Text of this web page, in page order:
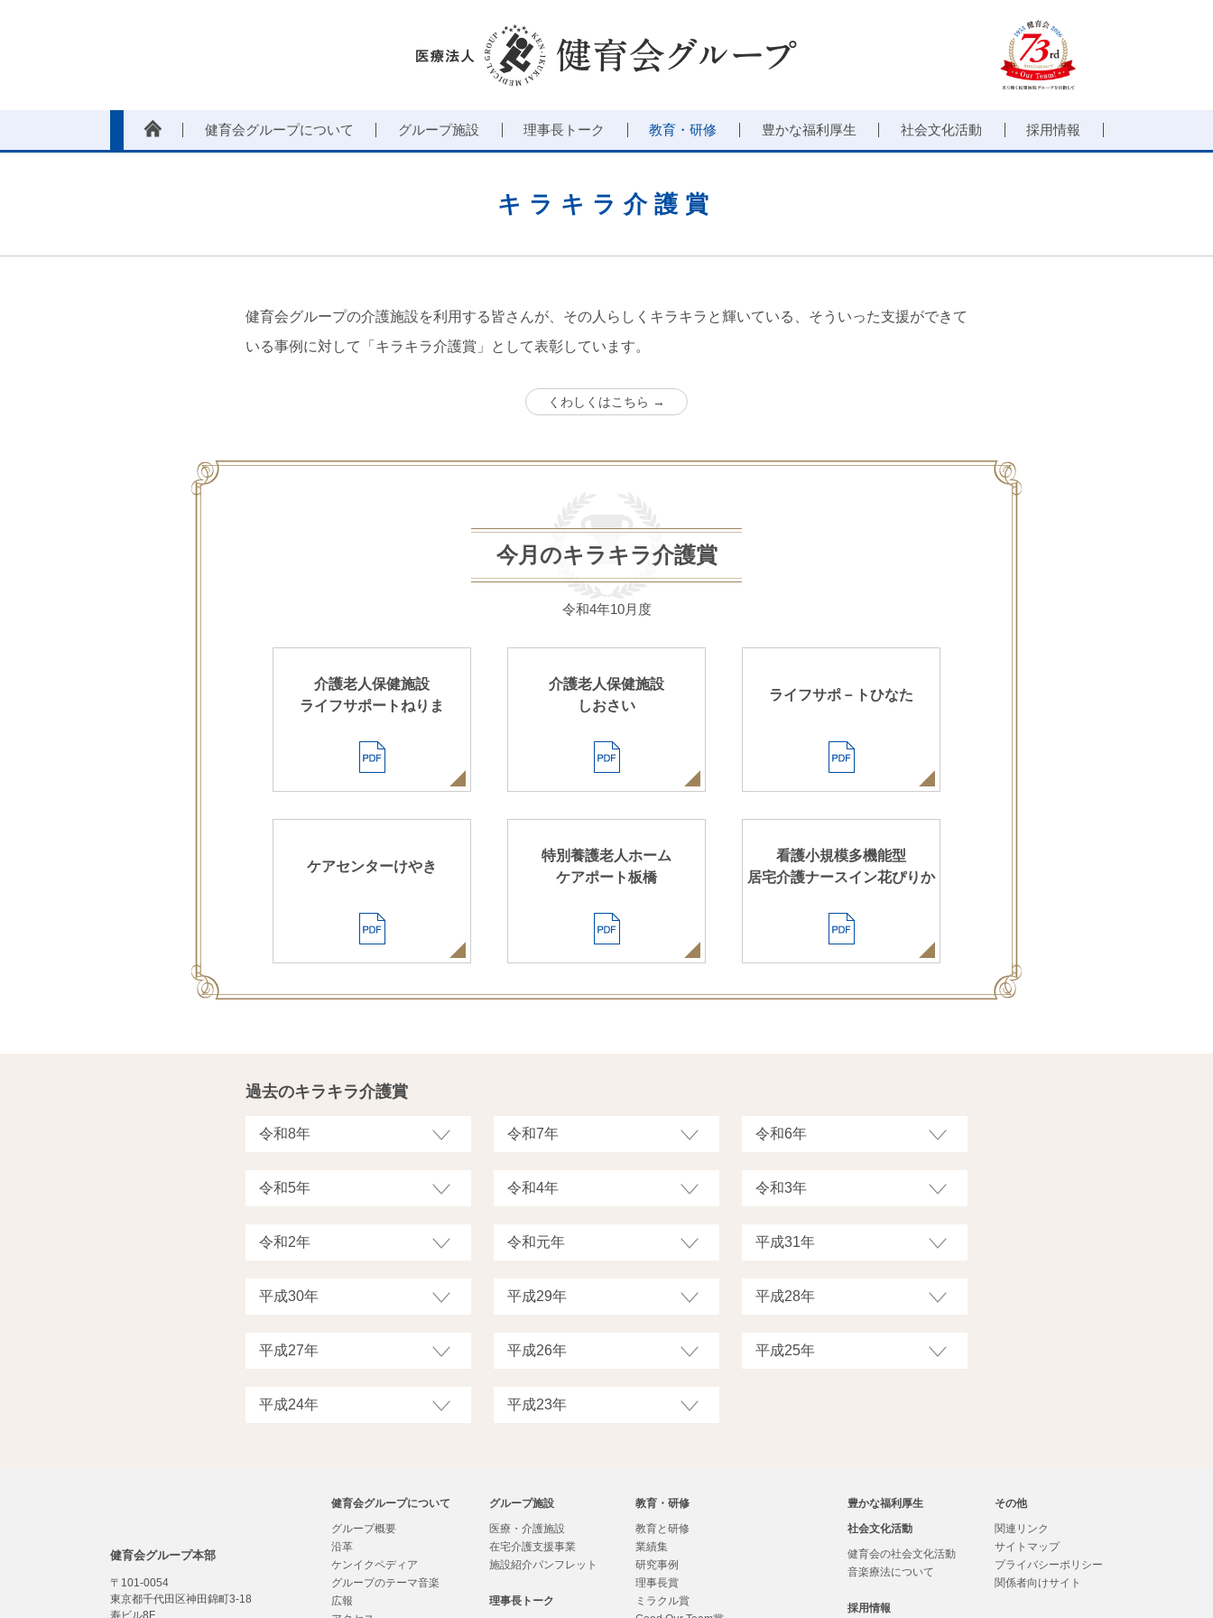
健育会グループについて グループ施設 理事長トーク 教育・研修 豊かな福利厚生 社会文化活動 採用情報
キラキラ介護賞
健育会グループの介護施設を利用する皆さんが、その人らしくキラキラと輝いている、そういった支援ができて
いる事例に対して「キラキラ介護賞」として表彰しています。
くわしくはこちら →
今月のキラキラ介護賞
令和4年10月度
介護老人保健施設
ライフサポートねりま
介護老人保健施設
しおさい
ライフサポ－トひなた
ケアセンターけやき
特別養護老人ホーム
ケアポート板橋
看護小規模多機能型
居宅介護ナースイン花ぴりか
過去のキラキラ介護賞
健育会グループ本部
〒101-0054
東京都千代田区神田錦町3-18
寿ビル8F
健育会グループについて
グループ概要
沿革
ケンイクペディア
グループのテーマ音楽
広報
グループ施設
医療・介護施設
在宅介護支援事業
施設紹介パンフレット
理事長トーク
教育・研修
教育と研修
業績集
研究事例
理事長賞
ミラクル賞
豊かな福利厚生
社会文化活動
健育会の社会文化活動
音楽療法について
採用情報
その他
関連リンク
サイトマップ
プライバシーポリシー
関係者向けサイト